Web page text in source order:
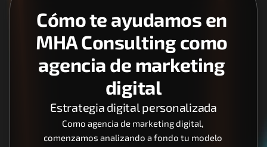
Cómo te ayudamos en
MHA Consulting como
agencia de marketing
digital
Estrategia digital personalizada
Como agencia de marketing digital,
comenzamos analizando a fondo tu modelo